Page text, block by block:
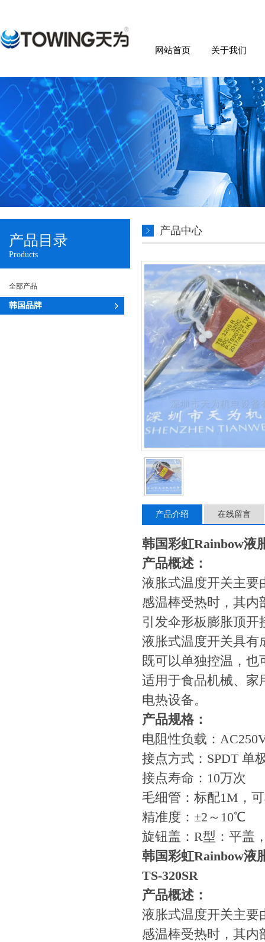
网站首页 关于我们
产品目录
Products
全部产品
韩国品牌
产品中心
产品介绍 在线留言
韩国彩虹Rainbow液
产品概述：
液胀式温度开关主要
感温棒受热时，其内
引发伞形板膨胀顶
液胀式温度开关具有
既可以单独控温，
适用于食品机械、家
电热设备。
产品规格：
电阻性负载：
接点方式：SPDT 单
接点寿命：10万次
毛细管：标配1M，
精准度：±2～10℃
旋钮盖：R型：平盖
韩国彩虹Rainbow液
TS-320SR
产品概述：
液胀式温度开关主要
感温棒受热时，其内